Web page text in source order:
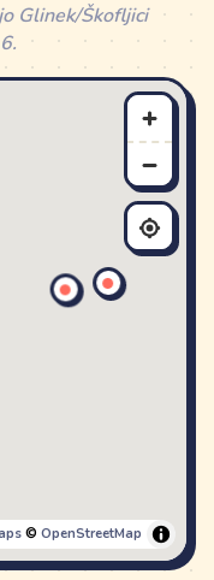
Glinek/Škofljici
© OpenStreetMap